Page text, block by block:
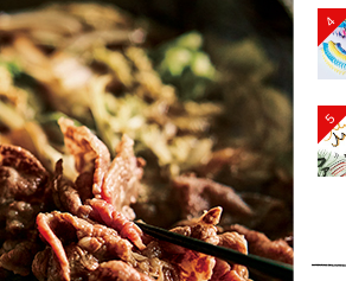
4
5